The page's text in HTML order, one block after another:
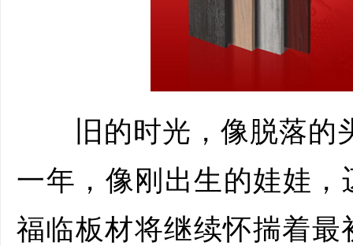
旧的时光，像脱落的
一年，像刚出生的娃娃，
福临板材将继续怀揣着